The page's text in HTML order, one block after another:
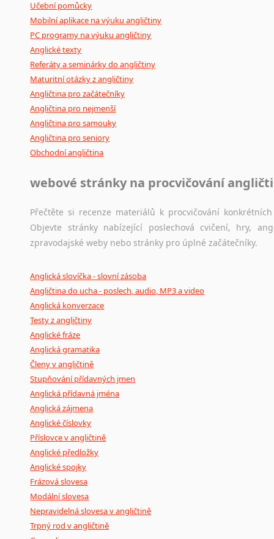
Učební pomůcky
Mobilní aplikace na výuku angličtiny
PC programy na výuku angličtiny
Anglické texty
Referáty a seminárky do angličtiny
Maturitní otázky z angličtiny
Angličtina pro začátečníky
Angličtina pro nejmenší
Angličtina pro samouky
Angličtina pro seniory
Obchodní angličtina
webové stránky na procvičování
Přečtěte si recenze materiálů k procvičování
Objevte stránky nabízející poslechová cvičení, hry,
zpravodajské weby nebo stránky pro úplné začátečníky.
Anglická slovíčka - slovní zásoba
Angličtina do ucha - poslech, audio, MP3 a video
Anglická konverzace
Testy z angličtiny
Anglické fráze
Anglická gramatika
Členy v angličtině
Stupňování přídavných jmen
Anglická přídavná jména
Anglická zájmena
Anglické číslovky
Příslovce v angličtině
Anglické předložky
Anglické spojky
Frázová slovesa
Modální slovesa
Nepravidelná slovesa v angličtině
Trpný rod v angličtině